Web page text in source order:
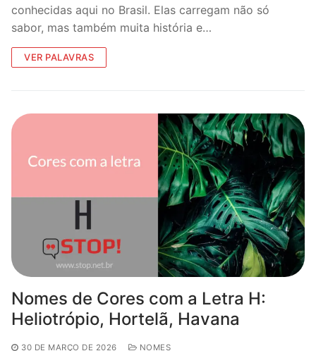
conhecidas aqui no Brasil. Elas carregam não só
sabor, mas também muita história e…
VER PALAVRAS
Nomes de Cores com a Letra H:
Heliotrópio, Hortelã, Havana
30 DE MARÇO DE 2026 NOMES